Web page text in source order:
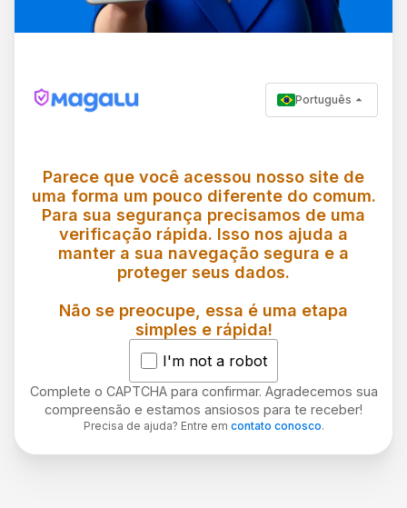
Português
Parece que você acessou nosso site de
uma forma um pouco diferente do comum.
Para sua segurança precisamos de uma
verificação rápida. Isso nos ajuda a
manter a sua navegação segura e a
proteger seus dados.
Não se preocupe, essa é uma etapa
simples e rápida!
I'm not a robot
Complete o CAPTCHA para confirmar. Agradecemos sua
compreensão e estamos ansiosos para te receber!
Precisa de ajuda? Entre em contato conosco.